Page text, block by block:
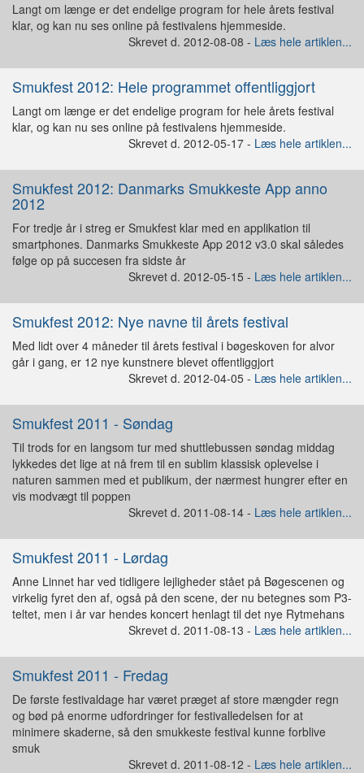
Langt om længe er det endelige program for hele årets festival
klar, og kan nu ses online på festivalens hjemmeside.
Skrevet d. 2012-08-08 - Læs hele artiklen...
Smukfest 2012: Hele programmet offentliggjort
Langt om længe er det endelige program for hele årets festival
klar, og kan nu ses online på festivalens hjemmeside.
Skrevet d. 2012-05-17 - Læs hele artiklen...
Smukfest 2012: Danmarks Smukkeste App anno
2012
For tredje år i streg er Smukfest klar med en applikation til
smartphones. Danmarks Smukkeste App 2012 v3.0 skal således
følge op på succesen fra sidste år
Skrevet d. 2012-05-15 - Læs hele artiklen...
Smukfest 2012: Nye navne til årets festival
Med lidt over 4 måneder til årets festival i bøgeskoven for alvor
går i gang, er 12 nye kunstnere blevet offentliggjort
Skrevet d. 2012-04-05 - Læs hele artiklen...
Smukfest 2011 - Søndag
Til trods for en langsom tur med shuttlebussen søndag middag
lykkedes det lige at nå frem til en sublim klassisk oplevelse i
naturen sammen med et publikum, der nærmest hungrer efter en
vis modvægt til poppen
Skrevet d. 2011-08-14 - Læs hele artiklen...
Smukfest 2011 - Lørdag
Anne Linnet har ved tidligere lejligheder stået på Bøgescenen og
virkelig fyret den af, også på den scene, der nu betegnes som P3-
teltet, men i år var hendes koncert henlagt til det nye Rytmehans
Skrevet d. 2011-08-13 - Læs hele artiklen...
Smukfest 2011 - Fredag
De første festivaldage har været præget af store mængder regn
og bød på enorme udfordringer for festivalledelsen for at
minimere skaderne, så den smukkeste festival kunne forblive
smuk
Skrevet d. 2011-08-12 - Læs hele artiklen...